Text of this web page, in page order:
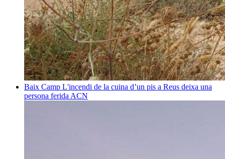
Baix Camp L'incendi de la cuina d’un pis a Reus deixa una
persona ferida ACN